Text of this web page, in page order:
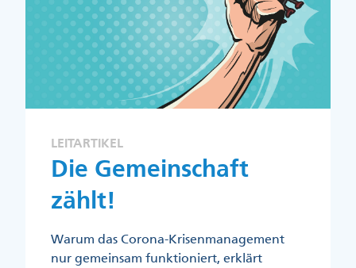
LEITARTIKEL
Die Gemeinschaft
zählt!
Warum das Corona-Krisenmanagement
nur gemeinsam funktioniert, erklärt